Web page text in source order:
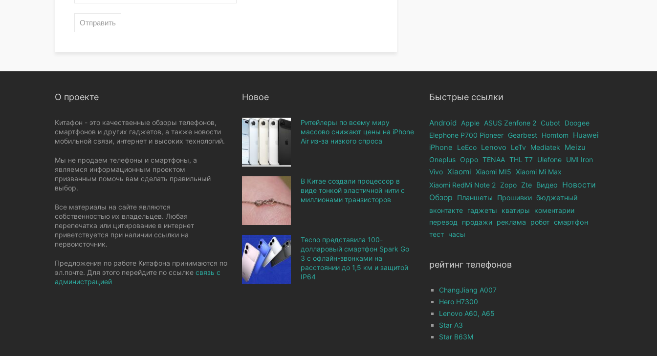
О проекте
Китафон - это качественные обзоры телефонов,
смартфонов и других гаджетов, а также новости
мобильной связи, интернет и высоких технологий.
Мы не продаем телефоны и смартфоны, а
являемся информационным проектом
призванным помочь вам сделать правильный
выбор.
Все материалы на сайте являются
собственностью их владельцев. Любая
перепечатка или цитирование в интернет
приветствуется при наличии ссылки на
первоисточник.
Предложения по работе Китафона принимаются по
эл.почте. Для этого перейдите по ссылке связь с
администрацией
Новое
Ритейлеры по всему миру
массово снижают цены на iPhone
Air из-за низкого спроса
В Китае создали процессор в
виде тонкой эластичной нити с
миллионами транзисторов
Tecno представила 100-
долларовый смартфон Spark Go
3 с офлайн-звонками на
расстоянии до 1,5 км и защитой
IP64
Быстрые ссылки
Android Apple ASUS Zenfone 2 Cubot Doogee
Elephone Р700 Pioneer Gearbest Homtom
Huawei
iPhone
LeEco Lenovo LeTv Mediatek Meizu
Oneplus Oppo TENAA THL T7 Ulefone UMI Iron
Vivo Xiaomi Xiaomi MI5 Xiaomi Mi Max
Xiaomi RedMi Note 2 Zopo Zte Видео Новости
Обзор Планшеты Прошивки бюджетный
вконтакте гаджеты кватиры
коментарии
перевод
продажи реклама робот смартфон
тест часы
рейтинг телефонов
ChangJiang A007
Hero H7300
Lenovo A60, A65
Star A3
Star B63M